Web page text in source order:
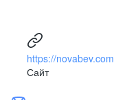
https://novabev.com
Сайт